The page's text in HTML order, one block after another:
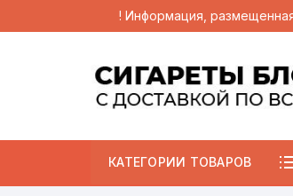
! Информация,
КАТЕГОРИИ ТОВАРОВ